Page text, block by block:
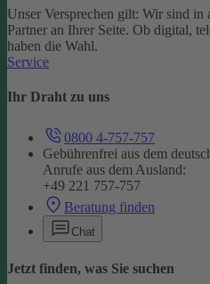
Unser Versprechen gilt: Wir sind in
Partner an Ihrer Seite. Ob digital,
haben die Wahl.
Service
Ihr Draht zu uns
0800 4-757-757
Gebührenfrei aus dem
Anrufe aus dem Ausland:
+49 221 757-757
Beratung finden
Chat
Jetzt finden, was Sie suchen